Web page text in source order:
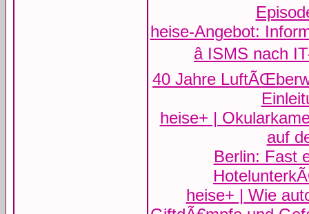
heise-Angebot:
â ISMS nach
40 Jahre
heise+ |
auf
Berlin: Fast
heise+ | Wie